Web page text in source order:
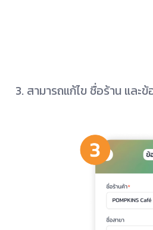
3. สามารถแก้ไข ชื่อร้าน และ